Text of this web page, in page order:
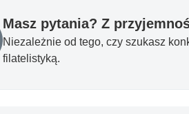
Masz pytania? Z
Niezależnie od tego, czy szukasz
filatelistyką.